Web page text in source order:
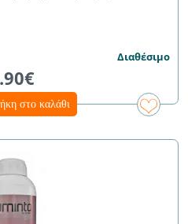
Διαθέσιμο
στο καλάθι